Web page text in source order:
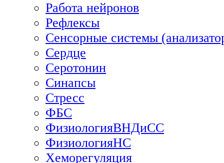
Работа нейронов
Рефлексы
Сенсорные системы
Сердце
Серотонин
Синапсы
Стресс
ФБС
ФизиологияВНДиСС
ФизиологияНС
Хеморегуляция